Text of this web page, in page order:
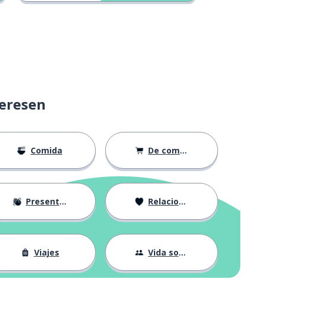
Comida De compras
Presentación Relaciones
Viajes Vida social